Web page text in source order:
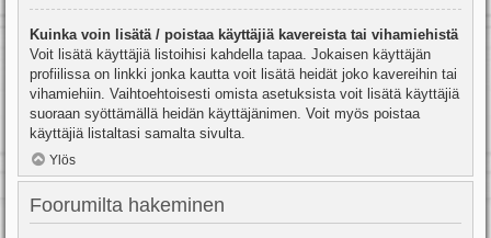
Kuinka voin lisätä / poistaa käyttäjiä kavereista tai vihamiehistä
Voit lisätä käyttäjiä listoihisi kahdella tapaa. Jokaisen käyttäjän
profiilissa on linkki jonka kautta voit lisätä heidät joko kavereihin tai
vihamiehiin. Vaihtoehtoisesti omista asetuksista voit lisätä käyttäjiä
suoraan syöttämällä heidän käyttäjänimen. Voit myös poistaa
käyttäjiä listaltasi samalta sivulta.
Ylös
Foorumilta hakeminen